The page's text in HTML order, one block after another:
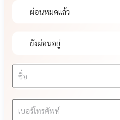
ผ่อนหมดแล้ว
ยังผ่อนอยู่
ชื่อ
เบอร์โทรศัพท์